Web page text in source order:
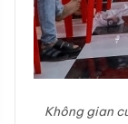
Không gian